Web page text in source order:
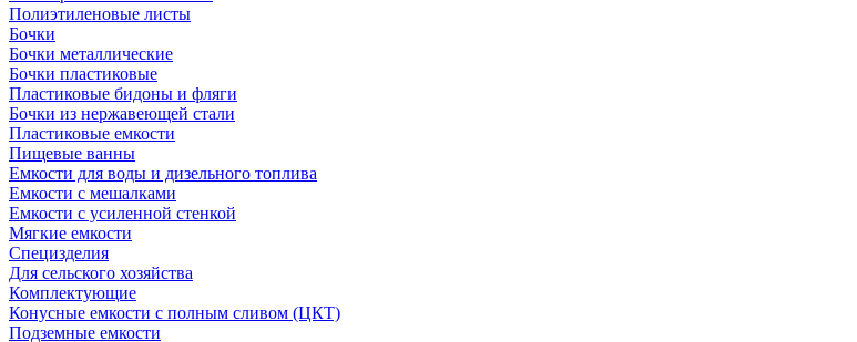
Полиэтиленовые листы
Бочки
Бочки металлические
Бочки пластиковые
Пластиковые бидоны и фляги
Бочки из нержавеющей стали
Пластиковые емкости
Пищевые ванны
Емкости для воды и дизельного топлива
Емкости с мешалками
Емкости с усиленной стенкой
Мягкие емкости
Специзделия
Для сельского хозяйства
Комплектующие
Конусные емкости с полным сливом (ЦКТ)
Подземные емкости